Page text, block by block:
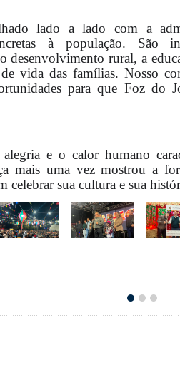
lado a lado com a
à população. São
desenvolvimento rural, a
vida das famílias. Nosso
para que Foz do
alegria e o calor humano
mais uma vez mostrou a
celebrar sua cultura e sua